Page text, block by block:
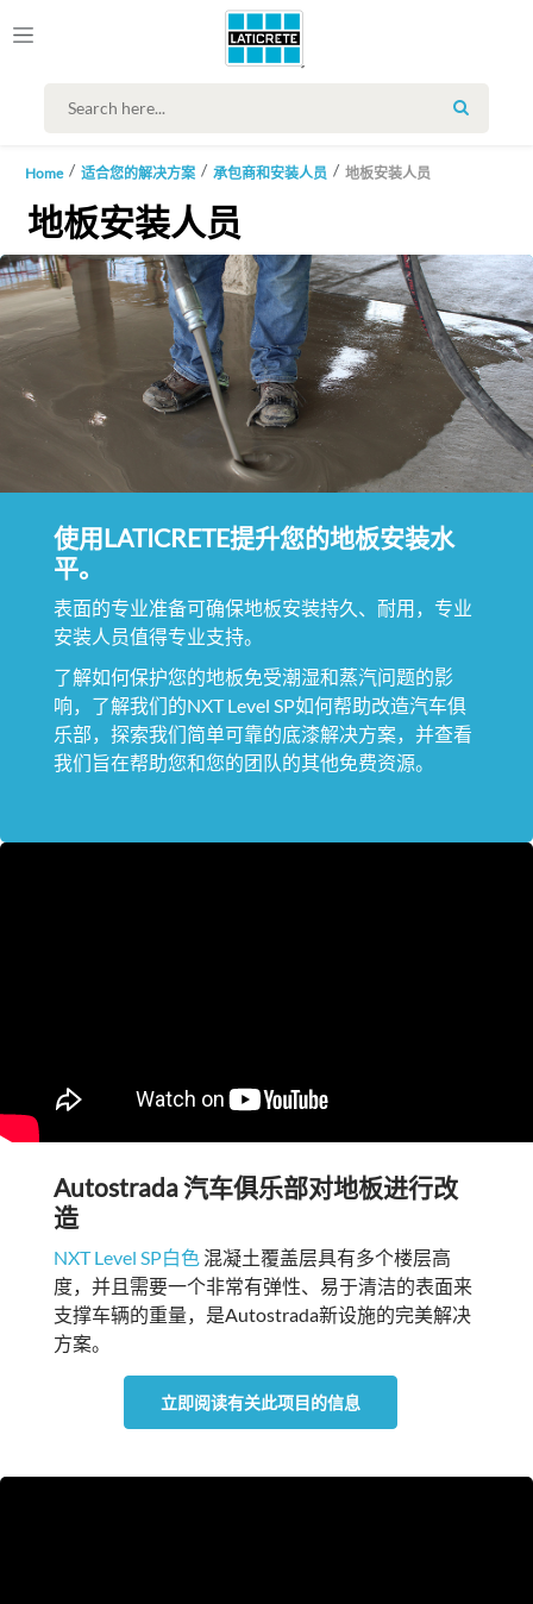
SEARCH
Home 适合您的解决方案 承包商和安装人员 地板安装人员
地板安装人员
使用LATICRETE提升您的地板安装水
平。
表面的专业准备可确保地板安装持久、耐用，专业
安装人员值得专业支持。
了解如何保护您的地板免受潮湿和蒸汽问题的影
响，了解我们的NXT Level SP如何帮助改造汽车俱
乐部，探索我们简单可靠的底漆解决方案，并查看
我们旨在帮助您和您的团队的其他免费资源。
Autostrada 汽车俱乐部对地板进行改
造
NXT Level SP白色混凝土覆盖层具有多个楼层高
度，并且需要一个非常有弹性、易于清洁的表面来
支撑车辆的重量，是Autostrada新设施的完美解决
方案。
立即阅读有关此项目的信息